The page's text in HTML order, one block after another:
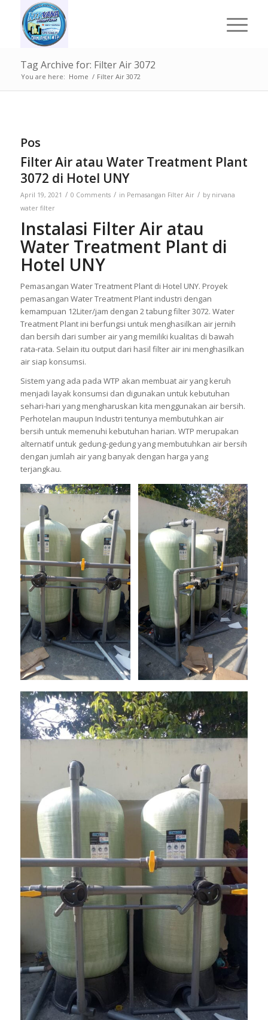
Tag Archive for: Filter Air 3072
You are here: Home / Filter Air 3072
Pos
Filter Air atau Water Treatment Plant
3072 di Hotel UNY
April 19, 2021 / 0 Comments / in Pemasangan Filter Air / by nirvana
water filter
Instalasi Filter Air atau
Water Treatment Plant di
Hotel UNY
Pemasangan Water Treatment Plant di Hotel UNY. Proyek
pemasangan Water Treatment Plant industri dengan
kemampuan 12Liter/jam dengan 2 tabung filter 3072. Water
Treatment Plant ini berfungsi untuk menghasilkan air jernih
dan bersih dari sumber air yang memiliki kualitas di bawah
rata-rata. Selain itu output dari hasil filter air ini menghasilkan
air siap konsumsi.
Sistem yang ada pada WTP akan membuat air yang keruh
menjadi layak konsumsi dan digunakan untuk kebutuhan
sehari-hari yang mengharuskan kita menggunakan air bersih.
Perhotelan maupun Industri tentunya membutuhkan air
bersih untuk memenuhi kebutuhan harian. WTP merupakan
alternatif untuk gedung-gedung yang membutuhkan air bersih
dengan jumlah air yang banyak dengan harga yang
terjangkau.